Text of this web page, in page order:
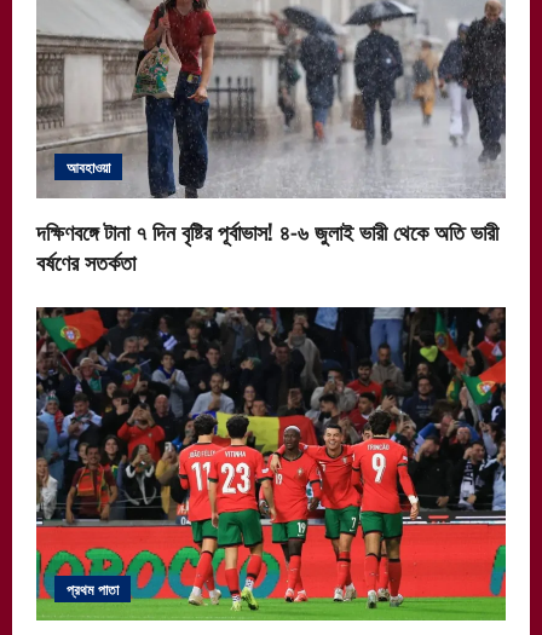
আবহাওয়া
দক্ষিণবঙ্গে টানা ৭ দিন বৃষ্টির পূর্বাভাস! ৪-৬ জুলাই ভারী থেকে অতি ভারী
বর্ষণের সতর্কতা
প্রথম পাতা